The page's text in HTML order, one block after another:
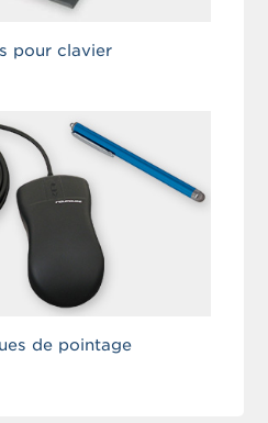
pour clavier
de pointage